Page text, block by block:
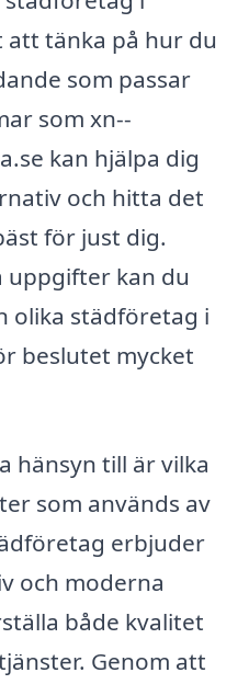
tänka på hur du
som passar
som xn--
kan hjälpa dig
och hitta det
för just dig.
uppgifter kan du
olika städföretag i
beslutet mycket
hänsyn till är vilka
som används av
erbjuder
och moderna
både kvalitet
Genom att